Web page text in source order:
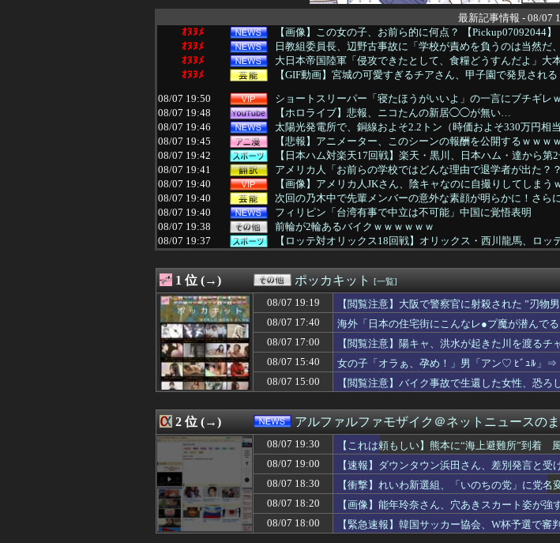
最新記事情報 - 08/07
ｵﾇﾇﾒ
【画像】この女の子、お前ら的に何点？ 【Pickup07092044】
ｵﾇﾇﾒ
日教組委員長、辺野古事故に「学校が責めを負うのは当然だ
ｵﾇﾇﾒ
大日本帝国陸軍「侵攻できたとして、食糧どうすんだよ」大
ｵﾇﾇﾒ
【GIF動画】宮城の可愛すぎるチアさん、甲子園で発見される
08/07 19:50
ショートスリーパー「寝たほうがいいよ」の一言にブチギレ
08/07 19:48
【ホロライブ】悲報、ニコたんの新居◯◯が無い…
08/07 19:46
太陽光発電所で、銅線およそ2.2トン（時価およそ330万円相
08/07 19:45
【悲報】アニメーター、このシーンの報酬を公開するｗｗｗｗ
08/07 19:42
【日本ハム対楽天17回戦】楽天・黒川、日本ハム・達から第
08/07 19:41
アメリカ人「お前らの学校ではどんな理由で退学者が出た？？
08/07 19:40
【画像】アメリカ人JKさん、陰キャなのに自撮りしてしまう
08/07 19:40
次回の乃木中で先輩メンバーの意外な素顔が明らかに！さら
08/07 19:40
フィリピン「台湾有事で中立は不可能」中国に覚悟表明
08/07 19:38
前輪が2輪あるバイクｗｗｗｗｗｗ
08/07 19:37
【ロッテ対オリックス18回戦】オリックス・西川龍馬、ロッ
08/07 19:35
【画像】70年代のとんでもない小学館漫画が発見されるｗｗ
08/07 19:35
最初はちょっと素直すぎるだけか？と思ってたが、マウンテ
08/07 19:35
火垂るの墓を見た小学 生、西宮のおばさんに激怒wwwww
08/07 19:35
【驚愕】中国女さん、大学四年間で変わりすぎてしまうｗｗ
08/07 19:34
【悲報】ワイ筋トレ民、ダンベルベンチプレス30kgできるよ
08/07 19:33
【動画】力士さん、ボクサーをボコってしまう
08/07 19:32
【るろうに剣心】劍客兵器の飛號・龍勢勇星、超ミサイル技
08/07 19:32
【画像】日本のライオンさん、溶けるｗｗｗｗｗｗｗｗｗｗ
08/07 19:31
西武・柘植世那、母校勝利を祝う4年ぶりのホームラン！
08/07 19:31
【ウマ娘】独占力Lv5を発動してしまった理事長…「独占ッ
08/07 19:30
【これは頼もしい】熊本に“海上避難所”到着 風呂・診療・
08/07 19:30
ワイ、ネトゲで複垢を疑われ死亡
08/07 19:29
母「おばあちゃんが従兄弟と結婚させようとしてる」私「ち
08/07 19:29
日産e-power、無給油で1980km走行しギネス記録を達成、無
08/07 19:28
スタバで大量にいるMacBookいじってるやつって何やってん
08/07 19:26
ワイ「iPhone高いなあAndroidに変えるか・・・おっこれえ
08/07 19:25
【驚愕】32歳の女だけど元カレとSEXしてきたｗｗｗｗｗｗ
08/07 19:25
【悲報】BMW乗りの異常性は異常ｗｗｗｗ
1 位 (→) ポッカキット [一覧]
08/07 19:19
【閲覧注意】大阪で警察官に射殺された ”刃物
08/07 17:40
海外「日本の住宅街にこんなレ●プ魔が潜んで
08/07 17:00
【閲覧注意】陽キャ、洪水が起きた川を渡る
08/07 15:40
女の子「オラぁ、孕め！」男「アン♡ ﾋﾞｭﾙ」⇒
08/07 15:00
【閲覧注意】バイク事故で生還した女性、恐
2 位 (→) アルファルファモザイク＠ネットニュースの
08/07 19:30
【これは頼もしい】熊本に“海上避難所”到着
08/07 19:00
【速報】ダウンタウン浜田さん、差別発言と
08/07 18:30
【衝撃】れいわ新選組、「いのちの党」に党
08/07 18:20
【画像】能年玲奈さん、穴あきスカート姿が強
08/07 18:00
【緊急速報】韓国サッカー協会、W杯予選で審